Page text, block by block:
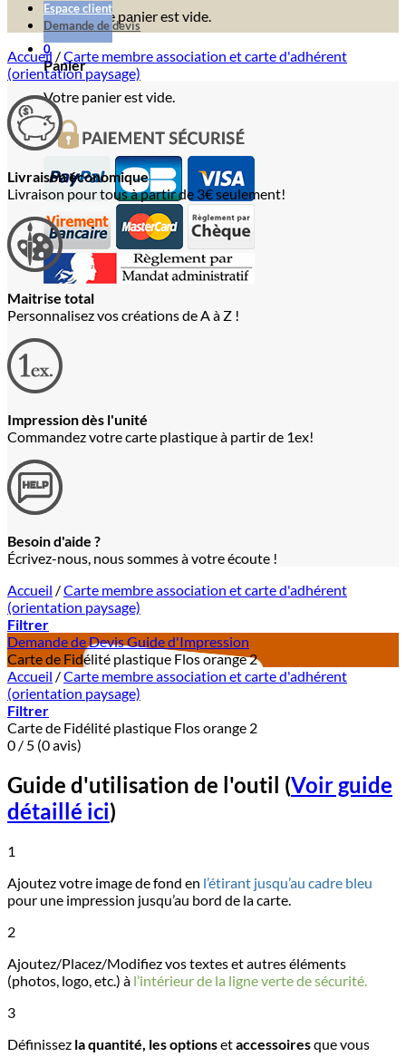
Votre panier est vide.
0
Panier
Votre panier est vide.
Espace client
Demande de devis
Accueil /Carte membre association et carte d'adhérent
(orientation paysage)
Livraison économique
Livraison pour tous à partir de 3€ seulement!
Maitrise total
Personnalisez vos créations de A à Z !
Impression dès l'unité
Commandez votre carte plastique à partir de 1ex!
Besoin d'aide ?
Écrivez-nous, nous sommes à votre écoute !
Accueil /Carte membre association et carte d'adhérent
(orientation paysage)
Filtrer
Demande de DevisGuide d'Impression
Carte de Fidélité plastique Flos orange 2
Accueil /Carte membre association et carte d'adhérent
(orientation paysage)
Filtrer
Carte de Fidélité plastique Flos orange 2
0 / 5 (0 avis)
Guide d'utilisation de l'outil (Voir guide
détaillé ici)
1
Ajoutez votre image de fond en l’étirant jusqu’au cadre bleu
pour une impression jusqu’au bord de la carte.
2
Ajoutez/Placez/Modifiez vos textes et autres éléments
(photos, logo, etc.) à l’intérieur de la ligne verte de sécurité.
3
Définissez la quantité, les optionsetaccessoiresque vous